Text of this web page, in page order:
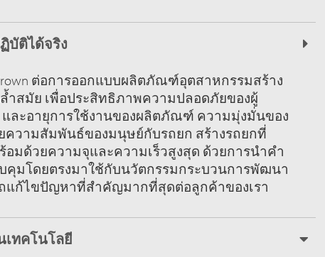
บัติได้จริง
ต่อการออกแบบผลิตภัณฑ์อุตสาหกรรมสร้าง
ำสมัย เพื่อประสิทธิภาพความปลอดภัยของผู้
ละอายุการใช้งานของผลิตภัณฑ์ ความมุ่งมั่นของ
ความสัมพันธ์ของมนุษย์กับรถยก สร้างรถยกที่
มด้วยความจุและความเร็วสูงสุด ด้วยการนำคำ
คุมโดยตรงมาใช้กับนวัตกรรมกระบวนการพัฒนา
ถแก้ไขปัญหาที่สำคัญมากที่สุดต่อลูกค้าของเรา
เทคโนโลยี